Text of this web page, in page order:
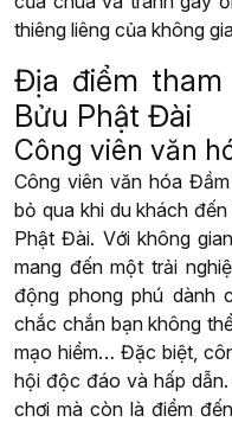
thiêng liêng của không
Địa điểm
Bửu Phật Đài
Công viên văn
Công viên văn hóa
bỏ qua khi du khách
Phật Đài. Với không
mang đến một trải
động phong phú dành
chắc chắn bạn không
mạo hiểm… Đặc biệt,
hội độc đáo và hấp
chơi mà còn là điểm